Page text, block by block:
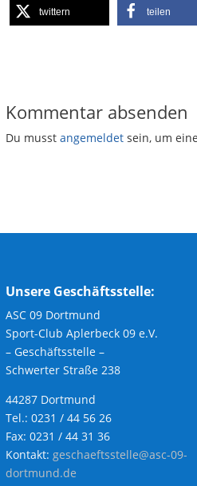
twittern teilen
Kommentar absenden
Du musstangemeldet sein, um
Unsere Geschäftsstelle:
ASC 09 Dortmund
Sport-Club Aplerbeck 09 e.V.
– Geschäftsstelle –
Schwerter Straße 238
44287 Dortmund
Tel.: 0231 / 44 56 26
Fax: 0231 / 44 31 36
Kontakt: geschaeftsstelle@asc-09-
dortmund.de